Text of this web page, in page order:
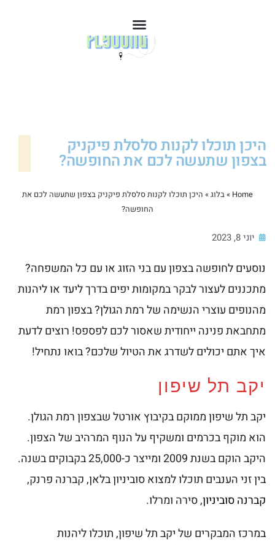
היכן תוכלו לקנות סלסלת פיקניק
בצפון שתעשה לכם את החופשה?
Home
»בלוג» היכן תוכלו לקנות סלסלת פיקניק בצפון שתעשה לכם את
החופשה?
יוני 8, 2023
נוסעים לחופשה בצפון עם בני הזוג או עם כל המשפחה?
מתכננים לעצור לבקר במקומות יפים בדרך ליעד או ליהנות
מהנופים עוצרי הנשימה של רמת הגולן? בצפון רמת
מתחבאת פנינה ייחודית שאסור לכם לפספס! רוצים לדעת
איך אתם יכולים לשדרג את הטיול שלכם? בואו נתחיל!
יקב תל שיפון
יקב תל שיפון ממוקם בקיבוץ אורטל שבצפון רמת הגולן.
הוא מוקף בכרמים ומשקיף על הנוף המרהיב של הצפון.
היקב הוקם בשנת 2009 ומייצר כ-25,000 בקבוקים בשנה.
בין זני הענבים תוכלו למצוא סוביניון בלאן, קברנה פרנק,
קברנה סוביניון, סירה ומרלו.
במרכז המבקרים של יקב תל שיפון, תוכלו ליהנות